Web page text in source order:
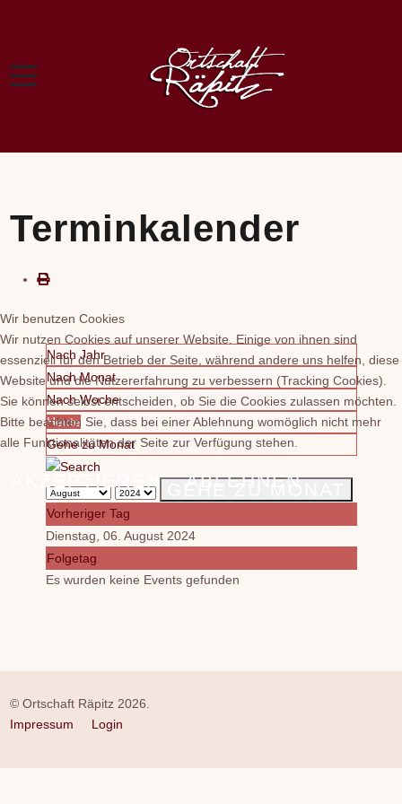
Terminkalender
Nach Jahr
Nach Monat
Nach Woche
Heute
Gehe zu Monat
Vorheriger Tag
Dienstag, 06. August 2024
Folgetag
Es wurden keine Events gefunden
© Ortschaft Räpitz 2026.
Impressum
Login
Wir benutzen Cookies
Wir nutzen Cookies auf unserer Website. Einige von ihnen sind
essenziell für den Betrieb der Seite, während andere uns helfen, diese
Website und die Nutzererfahrung zu verbessern (Tracking Cookies).
Sie können selbst entscheiden, ob Sie die Cookies zulassen möchten.
Bitte beachten Sie, dass bei einer Ablehnung womöglich nicht mehr
alle Funktionalitäten der Seite zur Verfügung stehen.
AKZEPTIEREN ABLEHNEN